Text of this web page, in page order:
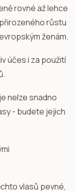
rovné až lehce
růstu
ženám.
účes i za použití
nelze snadno
- budete jejich
vlasů pevné,